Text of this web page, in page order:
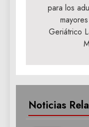
para los
Geriátrico
Noticias